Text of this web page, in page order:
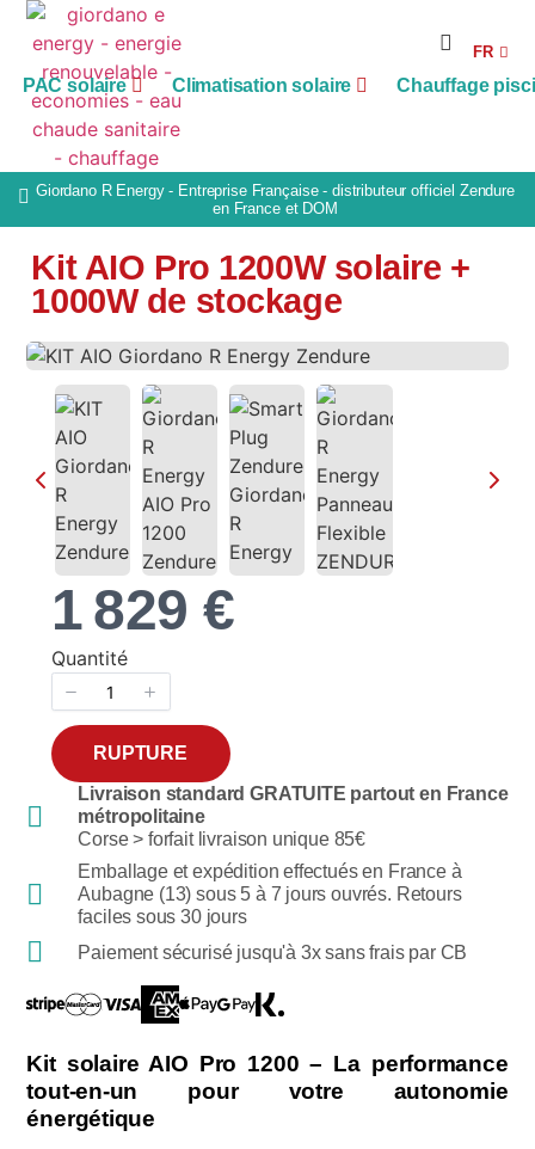
PAC solaire Climatisation solaire Chauffage
FR
AG
Giordano R Energy - Entreprise Française - distributeur officiel Zendure
en France et DOM
Kit AIO Pro 1200W solaire +
1000W de stockage
Now
1 829 €
Quantité
RUPTURE
Livraison standard GRATUITE partout en France
métropolitaine
Corse > forfait livraison unique 85€
Emballage et expédition effectués en France à
Aubagne (13) sous 5 à 7 jours ouvrés. Retours
faciles sous 30 jours
Paiement sécurisé jusqu'à 3x sans frais par CB
Kit solaire AIO Pro 1200 – La performance
tout-en-un pour votre autonomie
énergétique